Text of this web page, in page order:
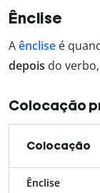
Ênclise
Aênclise é
depois do
Colocação
Colocação
Ênclise